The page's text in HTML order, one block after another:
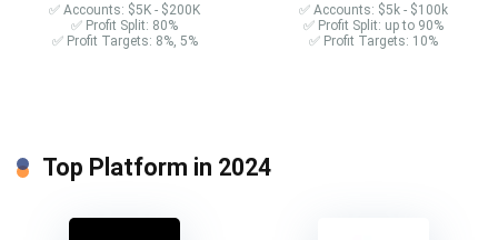
✅ Accounts: $5K - $200K
✅ Profit Split: 80%
✅ Profit Targets: 8%, 5%
✅ Accounts: $5k - $100k
✅ Profit Split: up to 90%
✅ Profit Targets: 10%
Top Platform in 2024